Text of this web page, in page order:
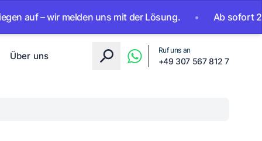
melden uns mit der Lösung. • Ab sofort 24/7
Über uns
Ruf uns an
+49 307 567 812 7